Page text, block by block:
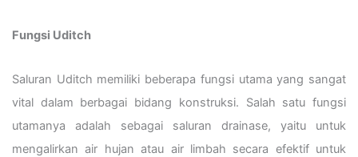
Fungsi Uditch
Saluran Uditch memiliki beberapa fungsi utama yang sangat
vital dalam berbagai bidang konstruksi. Salah satu fungsi
utamanya adalah sebagai saluran drainase, yaitu untuk
mengalirkan air hujan atau air limbah secara efektif untuk